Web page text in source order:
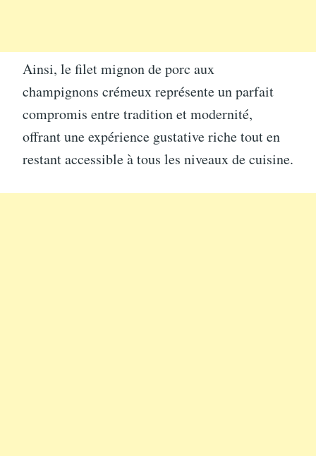
Ainsi, le filet mignon de porc aux
champignons crémeux représente un parfait
compromis entre tradition et modernité,
offrant une expérience gustative riche tout en
restant accessible à tous les niveaux de cuisine.